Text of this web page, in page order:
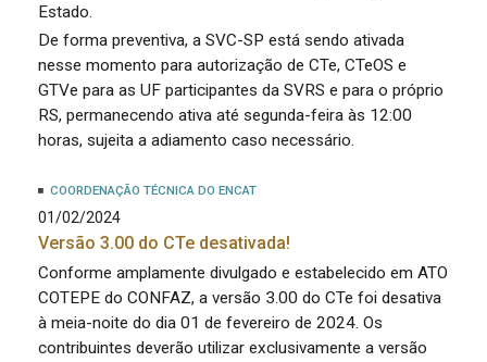
Estado.
De forma preventiva, a SVC-SP está sendo ativada
nesse momento para autorização de CTe, CTeOS e
GTVe para as UF participantes da SVRS e para o próprio
RS, permanecendo ativa até segunda-feira às 12:00
horas, sujeita a adiamento caso necessário.
COORDENAÇÃO TÉCNICA DO ENCAT
01/02/2024
Versão 3.00 do CTe desativada!
Conforme amplamente divulgado e estabelecido em ATO
COTEPE do CONFAZ, a versão 3.00 do CTe foi desativa
à meia-noite do dia 01 de fevereiro de 2024. Os
contribuintes deverão utilizar exclusivamente a versão